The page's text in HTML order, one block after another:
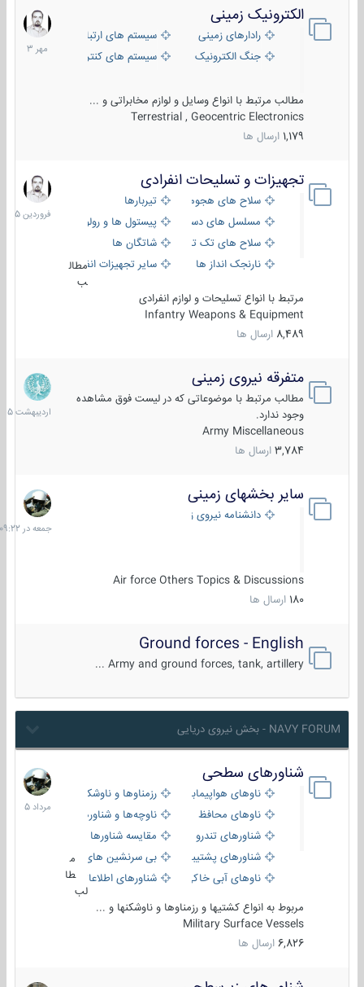
الکترونیک زمینی
رادارهای زمینی
سیستم های ارتباطی و جمع آوری
جنگ الکترونیک
سیستم های کنترل آتش و تجهیزات
مطالب مرتبط با انواع وسایل و لوازم مخابراتی و ...
Terrestrial , Geocentric Electronics
1,179 ارسال ها
1
مهر
1403
تجهیزات و تسلیحات انفرادی
سلاح های هجومی
تیربارها
مسلسل های دستی
پیستول ها و رولورها
سلاح های تک تیر اندازیشاتگان ها
نارنجک انداز ها
سایر تجهیزات انفرادی
مطال
ب
مرتبط با انواع تسلیحات و لوازم انفرادی
Infantry Weapons & Equipment
8,489 ارسال ها
17
فروردین
1405
متفرقه نیروی زمینی
مطالب مرتبط با موضوعاتی که در لیست فوق مشاهده
وجود ندارد.
Army Miscellaneous
3,784 ارسال ها
27
1405
سایر بخشهای زمینی
دانشنامه نیروی زمینی
Air force Others Topics & Discussions
180 ارسال ها
جمعه
در
09:22
Ground forces - English
Army and ground forces, tank, artillery ...
NAVY FORUM - بخش نیروی دریایی
شناورهای سطحی
ناوهای هواپیمابر و بالگرد بررزمناوها و ناوشکن‌ها
ناوهای محافظ
ناوچه‌ها و شناورهای گشتی
شناورهای تندرو
مقایسه شناورها
شناورهای پشتیبانی
بی سرنشین های دریایی
ناوهای آبی خاکی و نیروبرشناورهای اطلاعاتی و جاسوسی
طا
لب
مربوط به انواع کشتیها و رزمناوها و ناوشکنها و ...
Military Surface Vessels
6,826 ارسال ها
2
مرداد
1405